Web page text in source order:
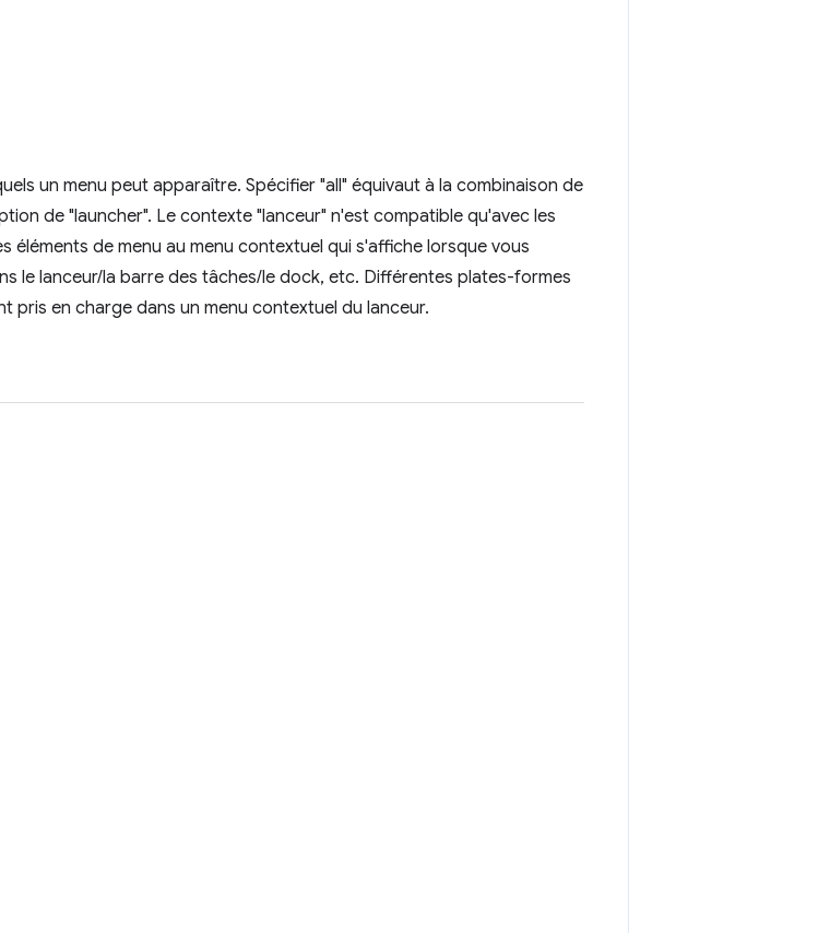
un menu peut apparaître. Spécifier "all" équivaut à la combinaison de
de "launcher". Le contexte "lanceur" n'est compatible qu'avec les
éléments de menu au menu contextuel qui s'affiche lorsque vous
le lanceur/la barre des tâches/le dock, etc. Différentes plates-formes
pris en charge dans un menu contextuel du lanceur.